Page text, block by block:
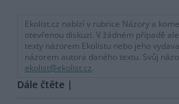
Ekolist.cz nabízí v rubrice Názory a
otevřenou diskuzi. V žádném případě
texty názorem Ekolistu nebo jeho
názorem autora daného textu. Svůj
ekolist@ekolist.cz.
Dále čtěte |